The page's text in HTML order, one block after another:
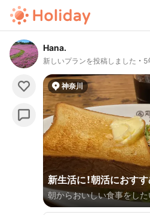
Hana.
新しいプランを投稿しました 5
神奈川
新生活に！朝活におす
いモーニング・朝食が
朝からおいしい食事をした
グが食べられる＆テイク